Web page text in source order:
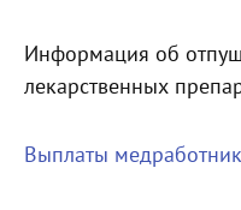
Информация об
лекарственных
Выплаты